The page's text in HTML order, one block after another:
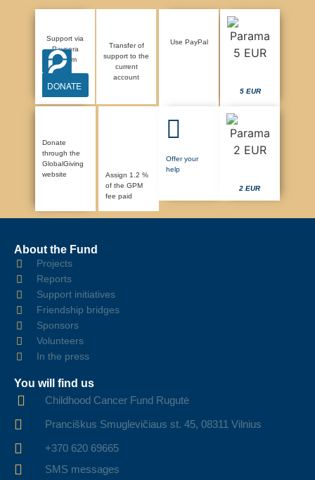
Support via
Paysera
system
DONATE
Transfer of
support to the
current
account
Use PayPal
5 EUR
Donate
through the
GlobalGiving
website
Assign 1.2 %
of the GPM
fee paid
Offer your
help
2 EUR
About the Fund
Projects
Reports
Support initiatives
Friendship bridges
Sponsors
Volunteers
In the press
You will find us
Childhood Cancer Fund Rugutė
Pranciškus Smuglevičiaus st. 45, 08311 Vilnius
+370 620 69665
SMS messages